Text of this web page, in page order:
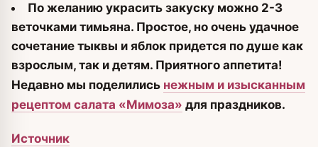
По желанию украсить закуску можно 2-3
веточками тимьяна. Простое, но очень удачное
сочетание тыквы и яблок придется по душе как
взрослым, так и детям. Приятного аппетита!
Недавно мы поделились нежным и изысканным
рецептом салата «Мимоза» для праздников.
Источник